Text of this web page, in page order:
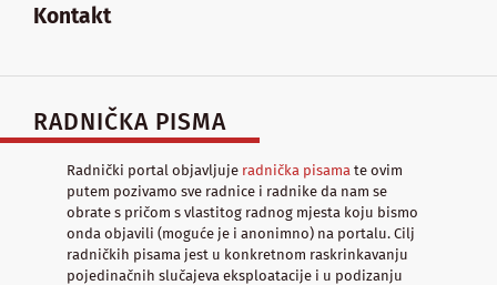
Kontakt
RADNIČKA PISMA
Radnički portal objavljuje radnička pisama te ovim
putem pozivamo sve radnice i radnike da nam se
obrate s pričom s vlastitog radnog mjesta koju bismo
onda objavili (moguće je i anonimno) na portalu. Cilj
radničkih pisama jest u konkretnom raskrinkavanju
pojedinačnih slučajeva eksploatacije i u podizanju